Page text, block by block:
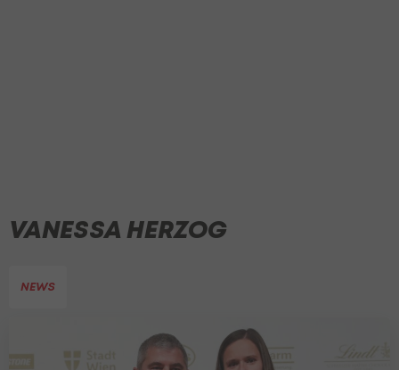
VANESSA HERZOG
NEWS